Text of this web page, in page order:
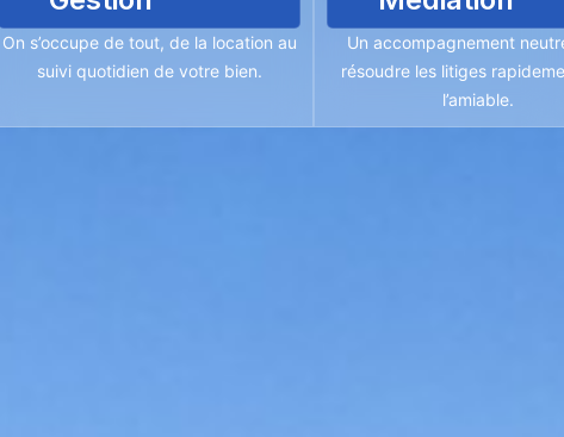
On s’occupe de tout, de la location au
suivi quotidien de votre bien.
Un accompagnement
résoudre les litiges
l’amiable.